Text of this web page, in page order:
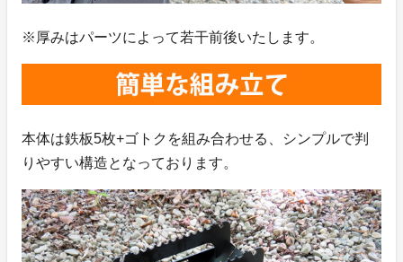
※厚みはパーツによって若干前後いたします。
本体は鉄板5枚+ゴトクを組み合わせる、シンプルで判
りやすい構造となっております。